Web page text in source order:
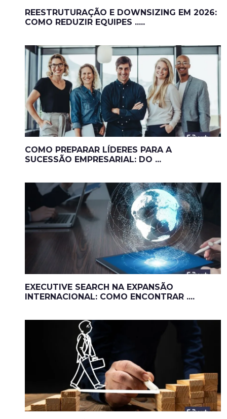
REESTRUTURAÇÃO E DOWNSIZING EM 2026:
COMO REDUZIR EQUIPES .....
COMO PREPARAR LÍDERES PARA A
SUCESSÃO EMPRESARIAL: DO ...
EXECUTIVE SEARCH NA EXPANSÃO
INTERNACIONAL: COMO ENCONTRAR ....